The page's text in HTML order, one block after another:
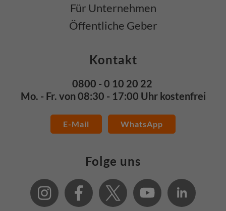
Für Unternehmen
Öffentliche Geber
Kontakt
0800 - 0 10 20 22
Mo. - Fr. von 08:30 - 17:00 Uhr kostenfrei
E-Mail WhatsApp
Folge uns